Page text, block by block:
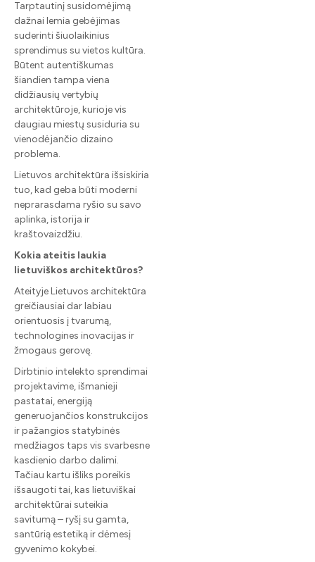
Tarptautinį susidomėjimą
dažnai lemia gebėjimas
suderinti šiuolaikinius
sprendimus su vietos kultūra.
Būtent autentiškumas
šiandien tampa viena
didžiausių vertybių
architektūroje, kurioje vis
daugiau miestų susiduria su
vienodėjančio dizaino
problema.
Lietuvos architektūra išsiskiria
tuo, kad geba būti moderni
neprarasdama ryšio su savo
aplinka, istorija ir
kraštovaizdžiu.
Kokia ateitis laukia
lietuviškos architektūros?
Ateityje Lietuvos architektūra
greičiausiai dar labiau
orientuosis į tvarumą,
technologines inovacijas ir
žmogaus gerovę.
Dirbtinio intelekto sprendimai
projektavime, išmanieji
pastatai, energiją
generuojančios konstrukcijos
ir pažangios statybinės
medžiagos taps vis svarbesne
kasdienio darbo dalimi.
Tačiau kartu išliks poreikis
išsaugoti tai, kas lietuviškai
architektūrai suteikia
savitumą – ryšį su gamta,
santūrią estetiką ir dėmesį
gyvenimo kokybei.